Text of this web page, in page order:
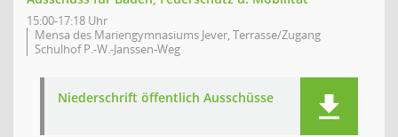
15:00-17:18 Uhr
Mensa des Mariengymnasiums Jever, Terrasse/Zugang
Schulhof P.-W.-Janssen-Weg
Niederschrift öffentlich Ausschüsse